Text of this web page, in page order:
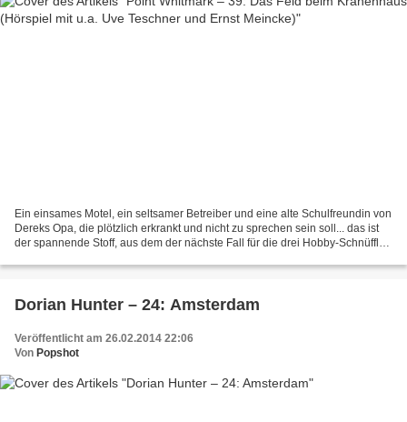
Ein einsames Motel, ein seltsamer Betreiber und eine alte Schulfreundin von
Dereks Opa, die plötzlich erkrankt und nicht zu sprechen sein soll... das ist
der spannende Stoff, aus dem der nächste Fall für die drei Hobby-Schnüffler
Dorian Hunter – 24: Amsterdam
Veröffentlicht am 26.02.2014 22:06
Von Popshot